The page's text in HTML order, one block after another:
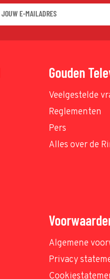
Gouden
Veelgestelde
Reglementen
Pers
Alles over de
Algemene
Privacy